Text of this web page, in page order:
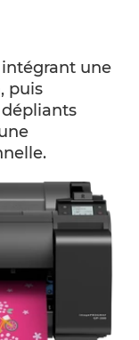
intégrant une
puis